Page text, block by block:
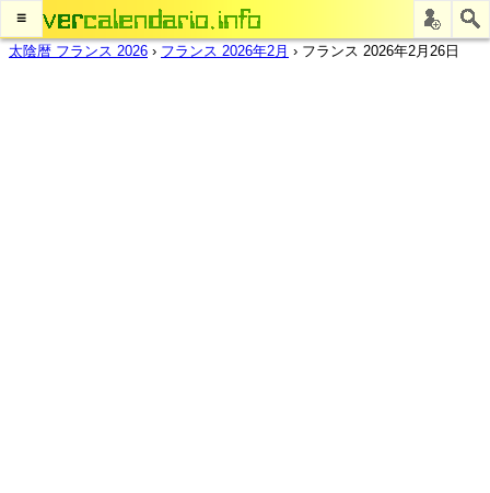
≡
太陰暦 フランス 2026 › フランス 2026年2月 › フランス 2026年2月26日